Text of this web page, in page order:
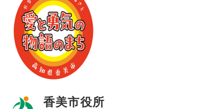
香美市役所